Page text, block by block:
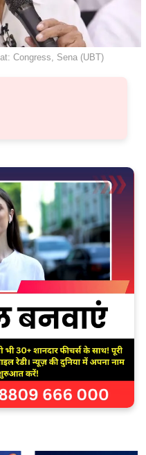
Congress, Sena (UBT)